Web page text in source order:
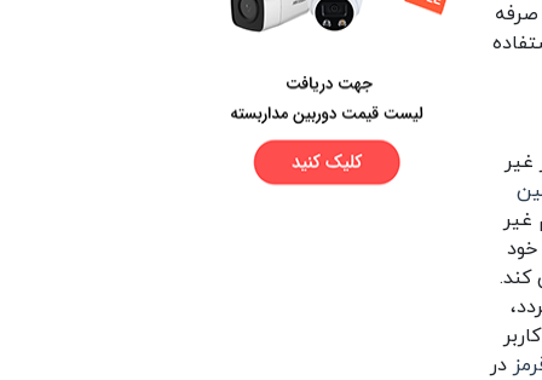
خود
کند.
در